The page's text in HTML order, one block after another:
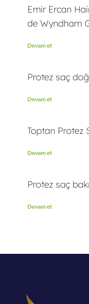
Emir Ercan
de Wyndham
Devam et
Protez saç
Devam et
Toptan Protez
Devam et
Protez saç
Devam et